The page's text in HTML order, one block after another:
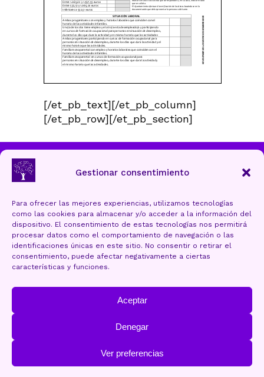
Gestionar consentimiento
Para ofrecer las mejores experiencias, utilizamos tecnologías
como las cookies para almacenar y/o acceder a la información del
dispositivo. El consentimiento de estas tecnologías nos permitirá
procesar datos como el comportamiento de navegación o las
identificaciones únicas en este sitio. No consentir o retirar el
consentimiento, puede afectar negativamente a ciertas
características y funciones.
Aceptar
Denegar
Ver preferencias
[/et_pb_text][/et_pb_column]
[/et_pb_row][/et_pb_section]
Ayuntamiento de Torrelavega
Aviso Legal y Protección de datos
Política de cookies (UE)
Accesibilidad
Mapa Web
Web design:OLEAGA.plus